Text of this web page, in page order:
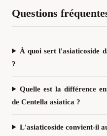
Questions
À quoi sert l'asiaticoside
?
Quelle est la différence
de Centella asiatica ?
L'asiaticoside convient-il